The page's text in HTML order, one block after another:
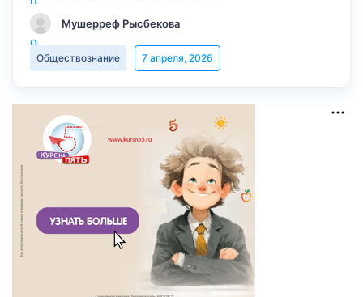
Мушерреф Рысбекова
Обществознание 7 апреля, 2026